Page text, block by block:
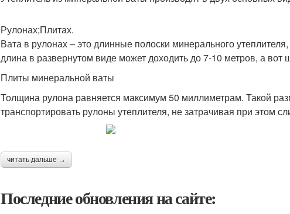
Рулонах;Плитах.
Вата в рулонах – это длинные полоски минерального
длина в развернутом виде может доходить до 7-10 метров, а
Плиты минеральной ваты
Толщина рулона равняется максимум 50 миллиметрам. Такой
транспортировать рулоны утеплителя, не затрачивая при этом
читать дальше →
Последние обновления на сайте: